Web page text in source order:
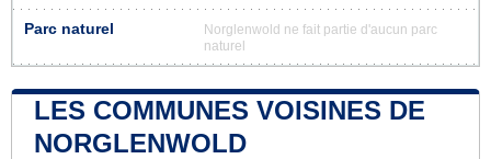
Parc naturel
Norglenwold ne fait partie d'aucun parc
naturel
LES COMMUNES VOISINES DE
NORGLENWOLD